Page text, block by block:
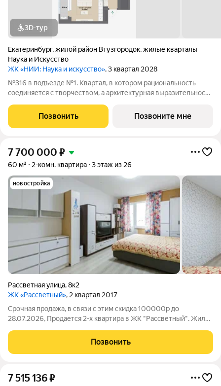
3D-тур
Екатеринбург,жилой район Втузгородок,жилые кварталы
Наука и Искусство
ЖК «НИИ: Наука и искусство», 3 квартал 2028
№316 в подъезде №1. Квартал, в котором рациональность
соединяется с творчеством, а архитектурная выразительность
планировки, двор-сад без машин, двухуровневая подземная
парковка и коммерческие
Позвонить Позвоните мне
7 700 000 ₽
60 м² 2-комн. квартира 3 этаж из 26
новостройка
Рассветная улица,8к2
ЖК «Рассветный», 2 квартал 2017
Срочная продажа, в связи с этим скидка 100000р до
28.07.2026, Продается 2-х квартира в ЖК "Рассветный". Жилой
теннисный и футбольный (зимой ледовый) и семиэтажным
наземным паркингом. Рядом
Позвонить
7 515 136₽